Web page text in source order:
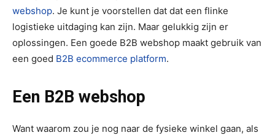
webshop. Je kunt je voorstellen dat dat een flinke
logistieke uitdaging kan zijn. Maar gelukkig zijn er
oplossingen. Een goede B2B webshop maakt gebruik van
een goed B2B ecommerce platform.
Een B2B webshop
Want waarom zou je nog naar de fysieke winkel gaan, als